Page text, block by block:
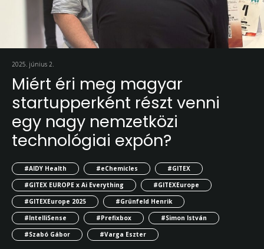
2025. június 2.
Miért éri meg magyar
startupperként részt venni
egy nagy nemzetközi
technológiai expón?
#AIDY Health #eChemicles
#GITEX
#GITEX EUROPE x Ai Everything
#GITEXEurope
#GITEXEurope 2025
#Grünfeld Henrik
#IntelliSense
#Prefixbox
#Simon István
#Szabó Gábor
#Varga Eszter